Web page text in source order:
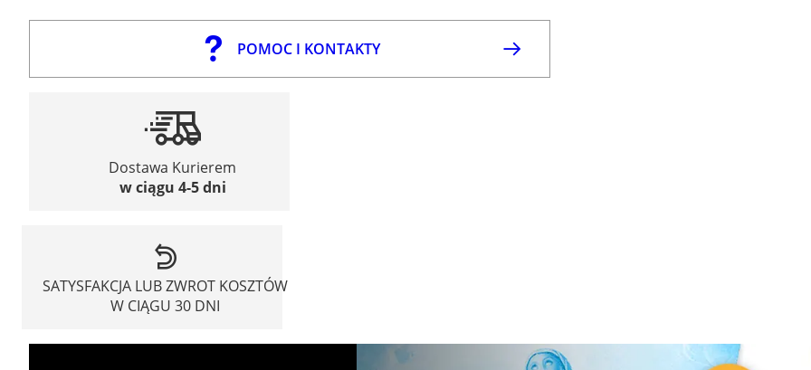
POMOC I KONTAKTY
Dostawa Kurierem
w ciągu 4-5 dni
SATYSFAKCJA LUB ZWROT KOSZTÓW
W CIĄGU 30 DNI